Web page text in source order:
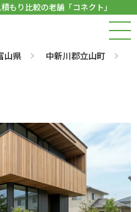
もり比較の老舗「コネクト」
山県 中新川郡立山町